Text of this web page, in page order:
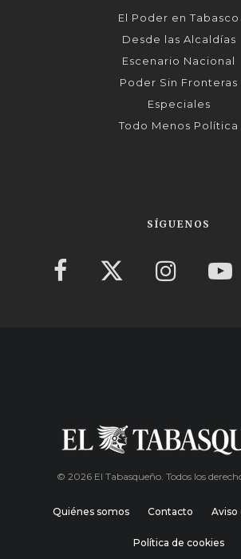
El Poder en Tabasco
Desde las Alcaldías
Escenario Nacional
Poder Sin Fronteras
Especiales
Todo Menos Política
SÍGUENOS
© 2026 El Tabasqueño. Todos los
Quiénes somos Contacto Aviso
Política de cookies